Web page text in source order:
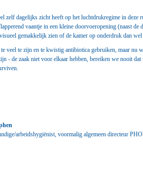
zelf dagelijks zicht heeft op het luchtdrukregime in deze
vaantje in een kleine doorvoeropening (naast de
gemakkelijk zien of de kamer op onderdruk dan
veel te zijn en te kwistig antibiotica gebruiken, maar nu
- de zaak niet voor elkaar hebben, bereiken we nooit
arbeidshygiënist, voormalig algemeen directeur